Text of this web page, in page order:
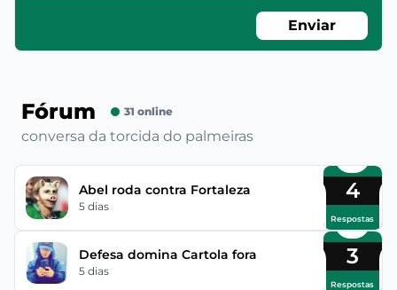
Enviar
Fórum 31 online
conversa da torcida do palmeiras
Abel roda contra Fortaleza
5 dias
4
Respostas
Defesa domina Cartola fora
5 dias
3
Respostas